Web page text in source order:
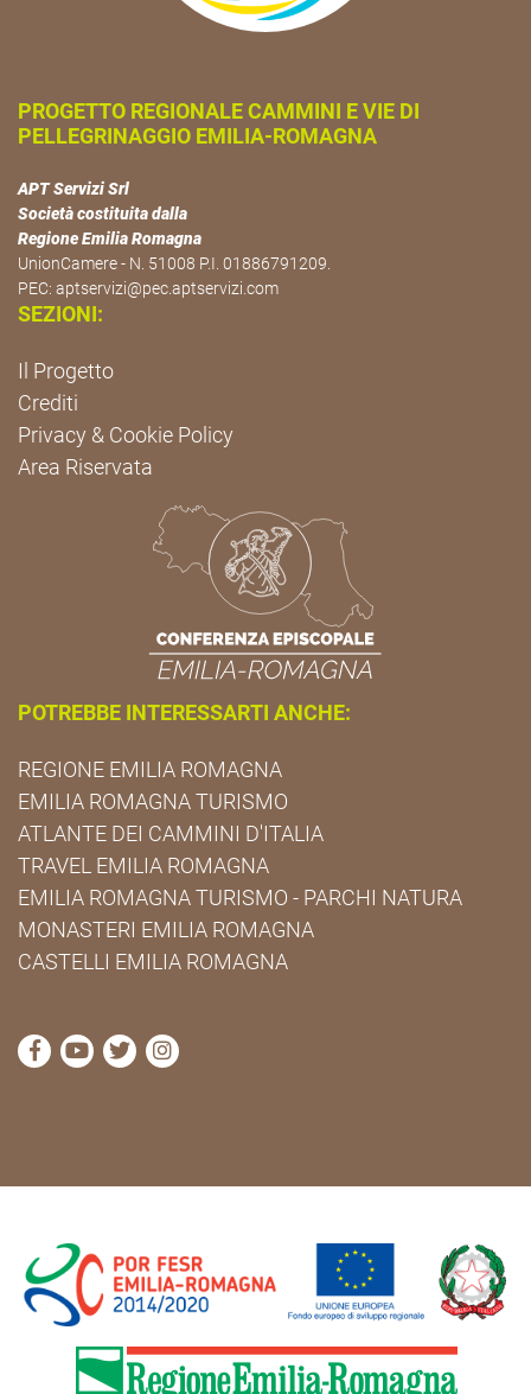
PROGETTO REGIONALE CAMMINI E VIE DI
PELLEGRINAGGIO EMILIA-ROMAGNA
APT Servizi Srl
Società costituita dalla
Regione Emilia Romagna
UnionCamere - N. 51008 P.I. 01886791209.
PEC: aptservizi@pec.aptservizi.com
SEZIONI:
Il Progetto
Crediti
Privacy & Cookie Policy
Area Riservata
POTREBBE INTERESSARTI ANCHE:
REGIONE EMILIA ROMAGNA
EMILIA ROMAGNA TURISMO
ATLANTE DEI CAMMINI D'ITALIA
TRAVEL EMILIA ROMAGNA
EMILIA ROMAGNA TURISMO - PARCHI NATURA
MONASTERI EMILIA ROMAGNA
CASTELLI EMILIA ROMAGNA
visita la pagina Facebook di Cammini Emilia-
visita la pagina YouTube di Cammini Emilia-
visita la pagina Twitter di Cammini Emilia-
visita la pagina Instagram di Cammini